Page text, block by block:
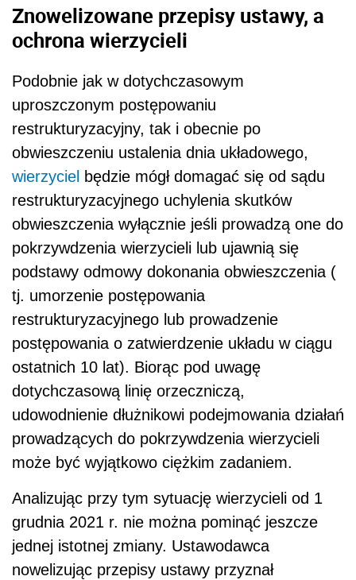
Znowelizowane przepisy ustawy, a
ochrona wierzycieli
Podobnie jak w dotychczasowym
uproszczonym postępowaniu
restrukturyzacyjny, tak i obecnie po
obwieszczeniu ustalenia dnia układowego,
wierzyciel będzie mógł domagać się od sądu
restrukturyzacyjnego uchylenia skutków
obwieszczenia wyłącznie jeśli prowadzą one do
pokrzywdzenia wierzycieli lub ujawnią się
podstawy odmowy dokonania obwieszczenia (
tj. umorzenie postępowania
restrukturyzacyjnego lub prowadzenie
postępowania o zatwierdzenie układu w ciągu
ostatnich 10 lat). Biorąc pod uwagę
dotychczasową linię orzeczniczą,
udowodnienie dłużnikowi podejmowania działań
prowadzących do pokrzywdzenia wierzycieli
może być wyjątkowo ciężkim zadaniem.
Analizując przy tym sytuację wierzycieli od 1
grudnia 2021 r. nie można pominąć jeszcze
jednej istotnej zmiany. Ustawodawca
nowelizując przepisy ustawy przyznał